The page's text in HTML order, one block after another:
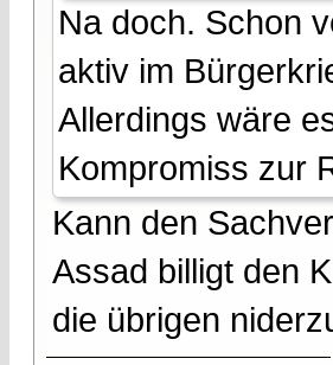
Na doch. Schon
aktiv im
Allerdings wäre
Kompromiss zur
Kann den
Assad billigt den
die übrigen